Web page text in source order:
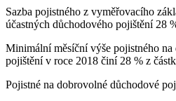
Sazba pojistného z vyměřovacího
účastných důchodového pojištění 28
Minimální měsíční výše pojistného
pojištění v roce 2018 činí 28 % z
Pojistné na dobrovolné důchodové